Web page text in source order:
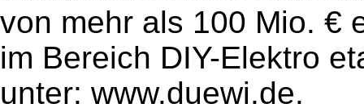
von mehr als 100 Mio. €
im Bereich DIY-Elektro
unter: www.duewi.de.